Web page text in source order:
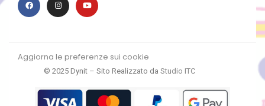
Aggiorna le preferenze sui cookie
© 2025 Dynit – Sito Realizzato da Studio ITC